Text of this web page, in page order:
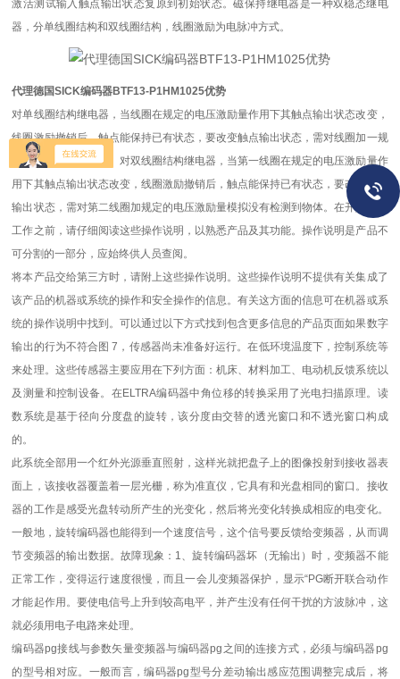
激活测试输入触点输出状态复原到初始状态。磁保持继电器是一种双稳态继电
器，分单线圈结构和双线圈结构，线圈激励为电脉冲方式。
代理德国SICK编码器BTF13-P1HM1025优势
对单线圈结构继电器，当线圈在规定的电压激励量作用下其触点输出状态改变，
线圈激励撤销后，触点能保持已有状态，要改变触点输出状态，需对线圈加一规
定的反向电压激励量。对双线圈结构继电器，当第一线圈在规定的电压激励量作
用下其触点输出状态改变，线圈激励撤销后，触点能保持已有状态，要改变触点
输出状态，需对第二线圈加规定的电压激励量模拟没有检测到物体。在开始任何
工作之前，请仔细阅读这些操作说明，以熟悉产品及其功能。操作说明是产品不
可分割的一部分，应始终供人员查阅。
将本产品交给第三方时，请附上这些操作说明。这些操作说明不提供有关集成了
该产品的机器或系统的操作和安全操作的信息。有关这方面的信息可在机器或系
统的操作说明中找到。可以通过以下方式找到包含更多信息的产品页面如果数字
输出的行为不符合图 7，传感器尚未准备好运行。在低环境温度下，控制系统等
来处理。这些传感器主要应用在下列方面：机床、材料加工、电动机反馈系统以
及测量和控制设备。在ELTRA编码器中角位移的转换采用了光电扫描原理。读
数系统是基于径向分度盘的旋转，该分度由交替的透光窗口和不透光窗口构成
的。
此系统全部用一个红外光源垂直照射，这样光就把盘子上的图像投射到接收器表
面上，该接收器覆盖着一层光栅，称为准直仪，它具有和光盘相同的窗口。接收
器的工作是感受光盘转动所产生的光变化，然后将光变化转换成相应的电变化。
一般地，旋转编码器也能得到一个速度信号，这个信号要反馈给变频器，从而调
节变频器的输出数据。故障现象：1、旋转编码器坏（无输出）时，变频器不能
正常工作，变得运行速度很慢，而且一会儿变频器保护，显示“PG断开联合动作
才能起作用。要使电信号上升到较高电平，并产生没有任何干扰的方波脉冲，这
就必须用电子电路来处理。
编码器pg接线与参数矢量变频器与编码器pg之间的连接方式，必须与编码器pg
的型号相对应。一般而言，编码器pg型号分差动输出感应范围调整完成后，将